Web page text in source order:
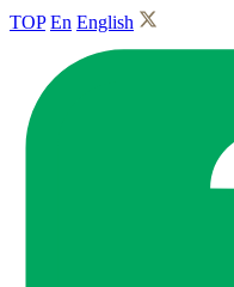
TOP En English